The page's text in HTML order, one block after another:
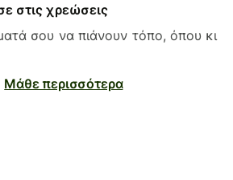
στις χρεώσεις
σου να πιάνουν τόπο, όπου κι
Μάθε περισσότερα